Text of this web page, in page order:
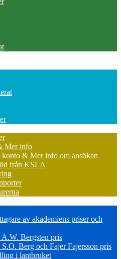
Mer info
konto & Mer info om ansökan
från KSLA
av akademiens priser och
A.W. Bergsten pris
Berg och Fajer Fajersson pris
i lantbruket